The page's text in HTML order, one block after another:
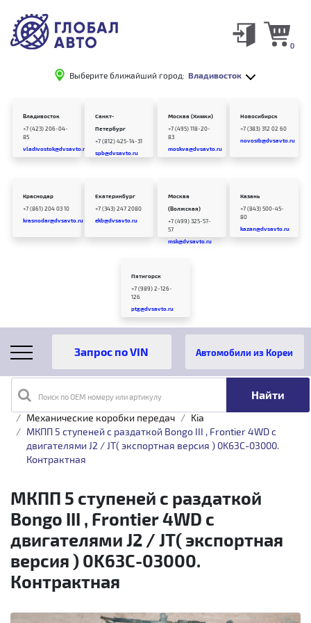
Выберите ближайший город: Владивосток
0
Владивосток
+7 (423) 206-04-
85
vladivostok@dvsavto.ru
Санкт-
Петербург
+7 (812) 425-14-31
spb@dvsavto.ru
Москва (Химки)
+7 (495) 118-20-
83
moskva@dvsavto.ru
Новосибирск
+7 (383) 312 02 60
novosib@dvsavto.ru
Краснодар
+7 (861) 204 03 10
krasnodar@dvsavto.ru
Екатеринбург
+7 (343) 247 2080
ekb@dvsavto.ru
Москва
(Волжская)
+7 (499) 325-57-
57
msk@dvsavto.ru
Казань
+7 (843) 500-45-
80
kazan@dvsavto.ru
Пятигорск
+7 (989) 2-126-
126
ptg@dvsavto.ru
Поиск по OEM номеру или артикулу
Автомобили из Кореи
Главная Каталог товаров
Трансмиссия
Механические коробки передач
Kia
МКПП 5 ступеней с раздаткой Bongo III , Frontier 4WD с
двигателями J2 / JT( экспортная версия ) 0K63C-03000.
Контрактная
МКПП 5 ступеней с раздаткой
Bongo III , Frontier 4WD с
двигателями J2 / JT( экспортная
версия ) 0K63C-03000.
Контрактная